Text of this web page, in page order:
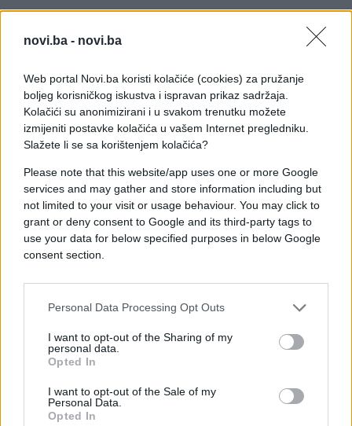
novi.ba - novi.ba
Web portal Novi.ba koristi kolačiće (cookies) za pružanje
boljeg korisničkog iskustva i ispravan prikaz sadržaja.
Kolačići su anonimizirani i u svakom trenutku možete
izmijeniti postavke kolačića u vašem Internet pregledniku.
Slažete li se sa korištenjem kolačića?
Please note that this website/app uses one or more Google
services and may gather and store information including but
not limited to your visit or usage behaviour. You may click to
grant or deny consent to Google and its third-party tags to
use your data for below specified purposes in below Google
consent section.
Personal Data Processing Opt Outs
I want to opt-out of the Sharing of my
personal data.
Opted In
I want to opt-out of the Sale of my
Personal Data.
Opted In
#žena #video #Dva
#Američka